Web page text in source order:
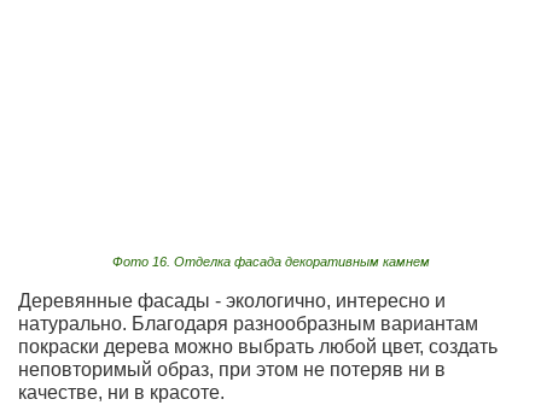
Фото 16. Отделка фасада декоративным камнем
Деревянные фасады - экологично, интересно и
натурально. Благодаря разнообразным вариантам
покраски дерева можно выбрать любой цвет, создать
неповторимый образ, при этом не потеряв ни в
качестве, ни в красоте.